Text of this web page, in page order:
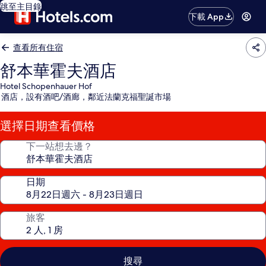
跳至主目錄
下載 App
查看所有住宿
舒本華霍夫酒店
Hotel Schopenhauer Hof
酒店，設有酒吧/酒廊，鄰近法蘭克福聖誕市場
選擇日期查看價格
下一站想去邊？
日期
旅客
搜尋